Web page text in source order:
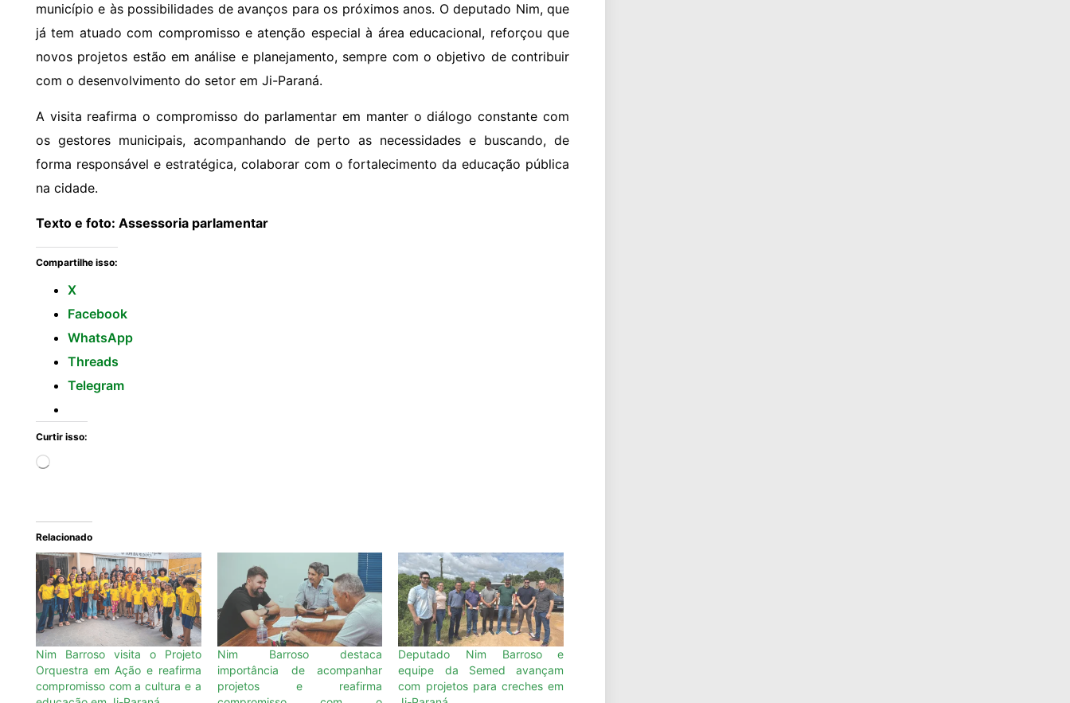
município e às possibilidades de avanços para os próximos anos. O deputado Nim, que
já tem atuado com compromisso e atenção especial à área educacional, reforçou que
novos projetos estão em análise e planejamento, sempre com o objetivo de contribuir
com o desenvolvimento do setor em Ji-Paraná.
A visita reafirma o compromisso do parlamentar em manter o diálogo constante com
os gestores municipais, acompanhando de perto as necessidades e buscando, de
forma responsável e estratégica, colaborar com o fortalecimento da educação pública
na cidade.
Texto e foto: Assessoria parlamentar
Compartilhe isso:
X
Facebook
WhatsApp
Threads
Telegram
Curtir isso:
Relacionado
Nim Barroso visita o Projeto
Orquestra em Ação e reafirma
compromisso com a cultura e a
Nim Barroso destaca
importância de acompanhar
projetos e reafirma
Deputado Nim Barroso e
equipe da Semed avançam
com projetos para creches em